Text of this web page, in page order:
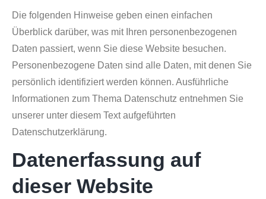
Die folgenden Hinweise geben einen einfachen
Überblick darüber, was mit Ihren personenbezogenen
Daten passiert, wenn Sie diese Website besuchen.
Personenbezogene Daten sind alle Daten, mit denen Sie
persönlich identifiziert werden können. Ausführliche
Informationen zum Thema Datenschutz entnehmen Sie
unserer unter diesem Text aufgeführten
Datenschutzerklärung.
Datenerfassung auf
dieser Website